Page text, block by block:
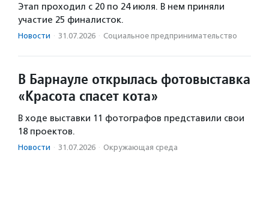
Этап проходил с 20 по 24 июля. В нем приняли
участие 25 финалисток.
Новости · 31.07.2026 · Социальное предпри­нима­тель­ство
В Барнауле открылась фотовыставка
«Красота спасет кота»
В ходе выставки 11 фотографов представили свои
18 проектов.
Новости · 31.07.2026 · Окружающая среда